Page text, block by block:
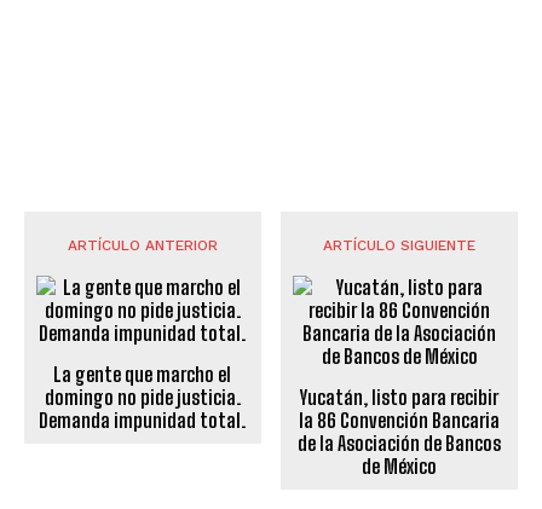
ARTÍCULO ANTERIOR
La gente que marcho el
domingo no pide justicia.
Demanda impunidad total.
ARTÍCULO SIGUIENTE
Yucatán, listo para recibir
la 86 Convención Bancaria
de la Asociación de Bancos
de México